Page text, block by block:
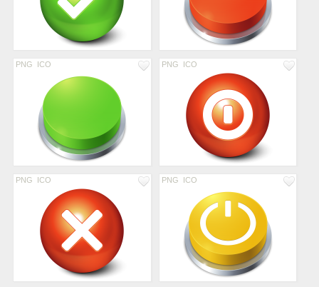
PNG ICO PNG ICO
PNG ICO PNG ICO